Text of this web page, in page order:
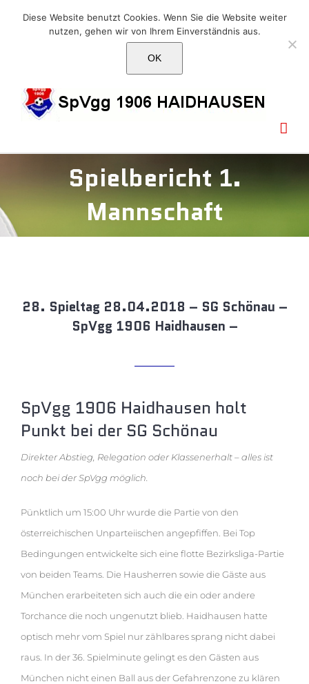
E-Mail: info@1906haidhausen.de
FacebookInstagram
E-
Spielbericht 1.
Mannschaft
28. Spieltag 28.04.2018 – SG Schönau –
SpVgg 1906 Haidhausen –
SpVgg 1906 Haidhausen holt
Punkt bei der SG Schönau
Direkter Abstieg, Relegation oder Klassenerhalt – alles ist
noch bei der SpVgg möglich.
Pünktlich um 15:00 Uhr wurde die Partie von den
österreichischen Unparteiischen angepfiffen. Bei Top
Bedingungen entwickelte sich eine flotte Bezirksliga-Partie
von beiden Teams. Die Hausherren sowie die Gäste aus
München erarbeiteten sich auch die ein oder andere
Torchance die noch ungenutzt blieb. Haidhausen hatte
optisch mehr vom Spiel nur zählbares sprang nicht dabei
raus. In der 36. Spielminute gelingt es den Gästen aus
München nicht einen Ball aus der Gefahrenzone zu klären
Diese Website benutzt Cookies. Wenn Sie die Website weiter
nutzen, gehen wir von Ihrem Einverständnis aus.
OK